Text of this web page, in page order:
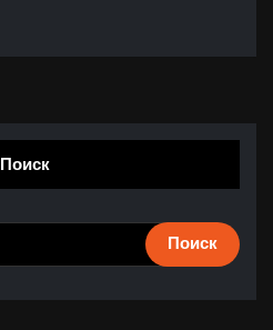
Поиск
Поиск